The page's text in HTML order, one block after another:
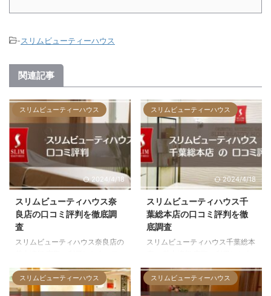
-スリムビューティーハウス
関連記事
スリムビューティーハウス
2024/4/18
スリムビューティハウス奈
良店の口コミ評判を徹底調
査
スリムビューティハウス奈良店の
コミ 奈良市にある他の大手エス
テとの口コミ評価の比較 お店へ
の行き方 をお伝えします。この
スリムビューティーハウス
2024/4/18
スリムビューティハウス千
葉総本店の口コミ評判を徹
底調査
スリムビューティハウス千葉総本
の口コミ 千葉市中央区にある他
の大手エステとの口コミ評価の比
較 お店への行き方 をお伝えしま
スリムビューティーハウス スリムビューティーハウス